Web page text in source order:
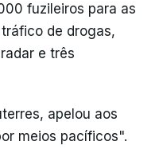
fuzileiros para as
de drogas,
e três
apelou aos
meios pacíficos".